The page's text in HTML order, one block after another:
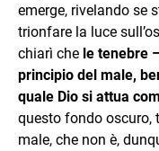
emerge, rivelando se
trionfare la luce
chiarì che le tenebre
principio del male,
quale Dio si attua
questo fondo oscuro,
male, che non è,